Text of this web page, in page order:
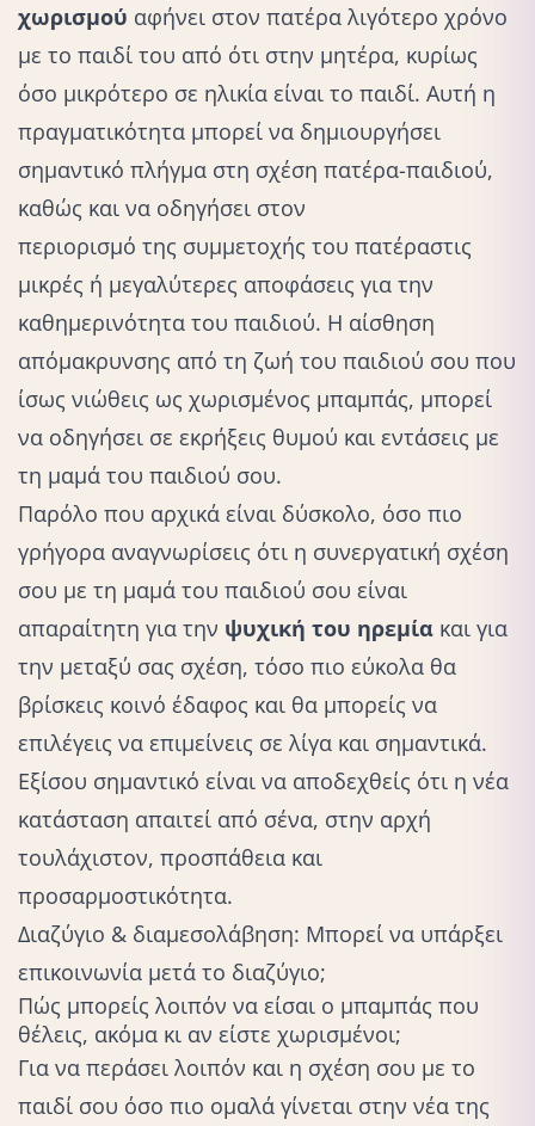
χωρισμού αφήνει στον πατέρα λιγότερο χρόνο
με το παιδί του από ότι στην μητέρα, κυρίως
όσο μικρότερο σε ηλικία είναι το παιδί. Αυτή η
πραγματικότητα μπορεί να δημιουργήσει
σημαντικό πλήγμα στη σχέση πατέρα-παιδιού,
καθώς και να οδηγήσει στον
περιορισμό της συμμετοχής του πατέραστις
μικρές ή μεγαλύτερες αποφάσεις για την
καθημερινότητα του παιδιού. Η αίσθηση
απόμακρυνσης από τη ζωή του παιδιού σου που
ίσως νιώθεις ως χωρισμένος μπαμπάς, μπορεί
να οδηγήσει σε εκρήξεις θυμού και εντάσεις με
τη μαμά του παιδιού σου.
Παρόλο που αρχικά είναι δύσκολο, όσο πιο
γρήγορα αναγνωρίσεις ότι η συνεργατική σχέση
σου με τη μαμά του παιδιού σου είναι
απαραίτητη για την ψυχική του ηρεμία και για
την μεταξύ σας σχέση, τόσο πιο εύκολα θα
βρίσκεις κοινό έδαφος και θα μπορείς να
επιλέγεις να επιμείνεις σε λίγα και σημαντικά.
Εξίσου σημαντικό είναι να αποδεχθείς ότι η νέα
κατάσταση απαιτεί από σένα, στην αρχή
τουλάχιστον, προσπάθεια και
προσαρμοστικότητα.
Διαζύγιο & διαμεσολάβηση: Μπορεί να υπάρξει
επικοινωνία μετά το διαζύγιο;
Πώς μπορείς λοιπόν να είσαι ο μπαμπάς που
θέλεις, ακόμα κι αν είστε χωρισμένοι;
Για να περάσει λοιπόν και η σχέση σου με το
παιδί σου όσο πιο ομαλά γίνεται στην νέα της